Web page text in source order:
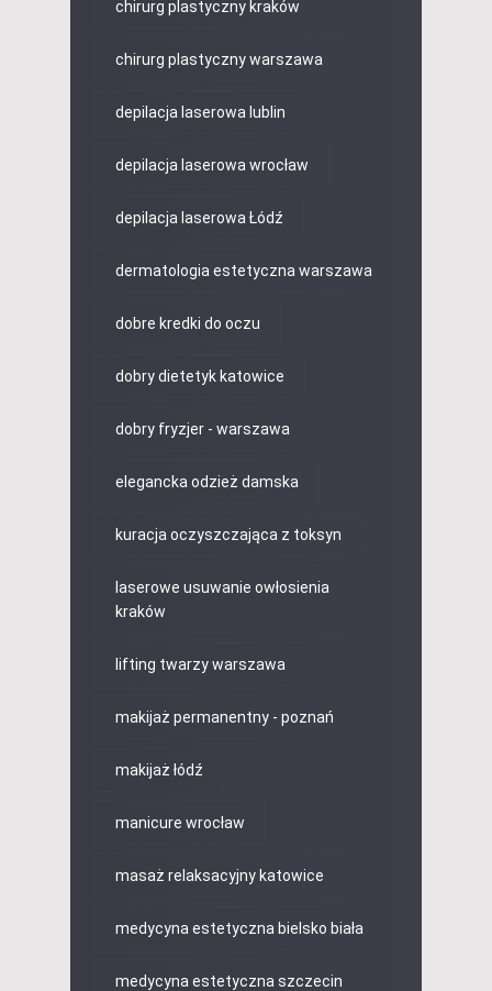
chirurg plastyczny kraków
chirurg plastyczny warszawa
depilacja laserowa lublin
depilacja laserowa wrocław
depilacja laserowa Łódź
dermatologia estetyczna warszawa
dobre kredki do oczu
dobry dietetyk katowice
dobry fryzjer - warszawa
elegancka odzież damska
kuracja oczyszczająca z toksyn
laserowe usuwanie owłosienia
kraków
lifting twarzy warszawa
makijaż permanentny - poznań
makijaż łódź
manicure wrocław
masaż relaksacyjny katowice
medycyna estetyczna bielsko biała
medycyna estetyczna szczecin